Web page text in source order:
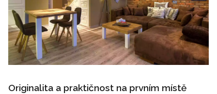
Originalita a praktičnost na prvním místě